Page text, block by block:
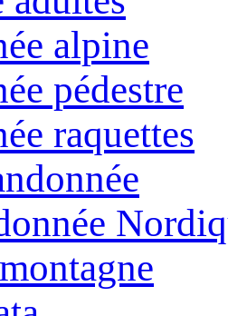
alpine
pédestre
raquettes